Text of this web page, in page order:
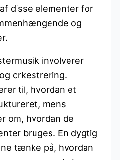
disse elementer for
og
involverer
orkestrering.
til, hvordan et
mens
om, hvordan de
bruges. En dygtig
tænke på, hvordan